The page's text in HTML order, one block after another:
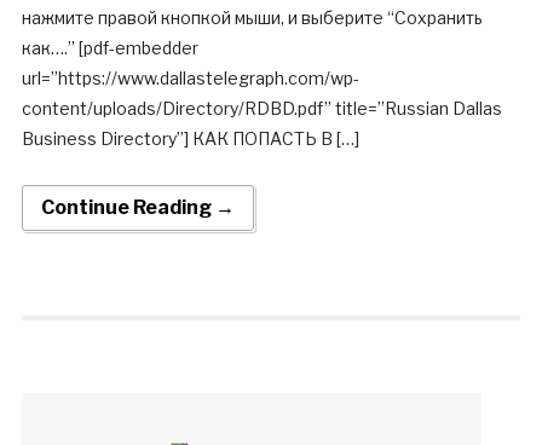
нажмите правой кнопкой мыши, и выберите “Сохранить
как….” [pdf-embedder
url=”https://www.dallastelegraph.com/wp-
content/uploads/Directory/RDBD.pdf” title=”Russian Dallas
Business Directory”] КАК ПОПАСТЬ В […]
Continue Reading →